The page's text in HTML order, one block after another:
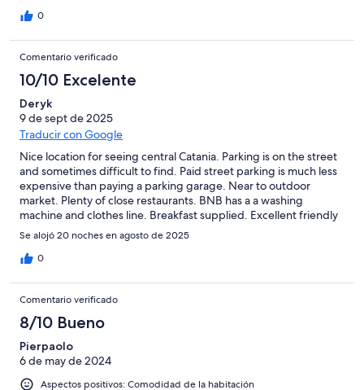
0
Comentario verificado
10/10 Excelente
Deryk
9 de sept de 2025
Traducir con Google
Nice location for seeing central Catania. Parking is on the street
and sometimes difficult to find. Paid street parking is much less
expensive than paying a parking garage. Near to outdoor
market. Plenty of close restaurants. BNB has a a washing
machine and clothes line. Breakfast supplied. Excellent friendly
staff. My room had a bathroom, small refrigerator, air
conditioning.
Se alojó 20 noches en agosto de 2025
0
Comentario verificado
8/10 Bueno
Pierpaolo
6 de may de 2024
Aspectos positivos: Comodidad de la habitación